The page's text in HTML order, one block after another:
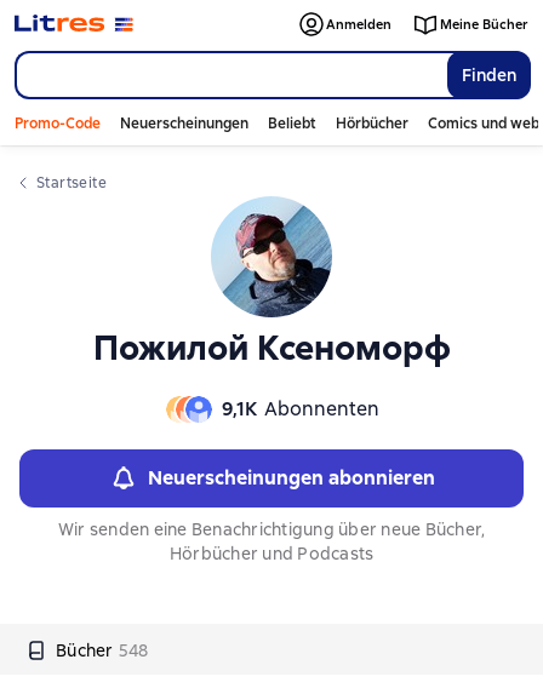
Finden
Anmelden Meine Bücher
Promo-Code Neuerscheinungen Beliebt Hörbücher Comics und
Startseite
Пожилой Ксеноморф
9,1К Abonnenten
Neuerscheinungen abonnieren
Wir senden eine Benachrichtigung über neue Bücher,
Hörbücher und Podcasts
Bücher 548
Слайдер с книгами